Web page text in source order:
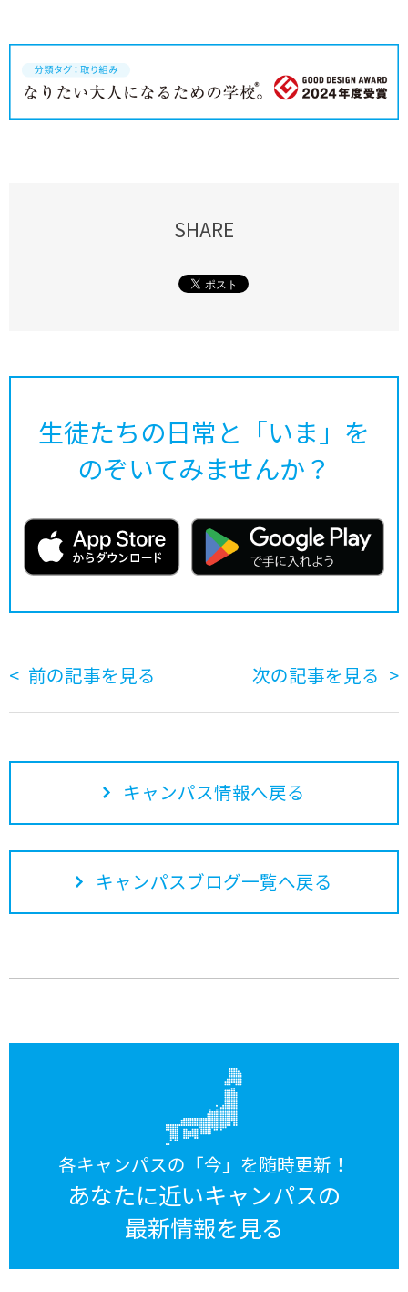
SHARE
生徒たちの日常と「いま」を
のぞいてみませんか？
前の記事を見る 次の記事を見る
キャンパス情報へ戻る
キャンパスブログ一覧へ戻る
各キャンパスの「今」を随時更新！
あなたに近いキャンパスの
最新情報を見る